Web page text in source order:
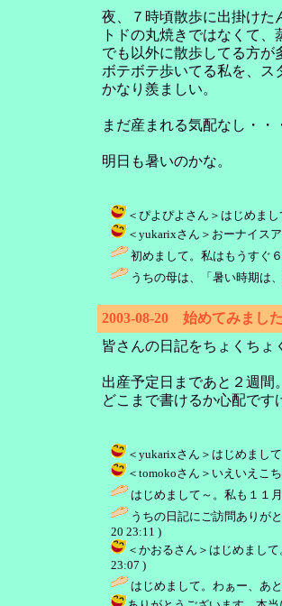
夜、７時頃散歩に出掛けた
トドの丸焼きではなくて、
でも以外に散歩してる方が
ボテボテ歩いてる私を、ス
かなり羨ましい。
まだ産まれる気配なし・・
明日も暑いのかな。
＜ぴよぴよさん＞はじめま
＜yukarixさん＞おーナイス
初めまして。私はもうすぐ
うちの母は、「暑い時期は
2003-08-20 始めてみました
皆さんの日記をちょくちょ
出産予定日まであと２週間。
どこまで書けるか心配です
＜yukarixさん＞はじめまし
＜tomokoさん＞いえいえこ
はじめまして～。私も１１
うちの日記にご訪問ありが
20 23:11 )
＜かおるさん＞はじめまし
23:07 )
はじめまして。わぁー、あ